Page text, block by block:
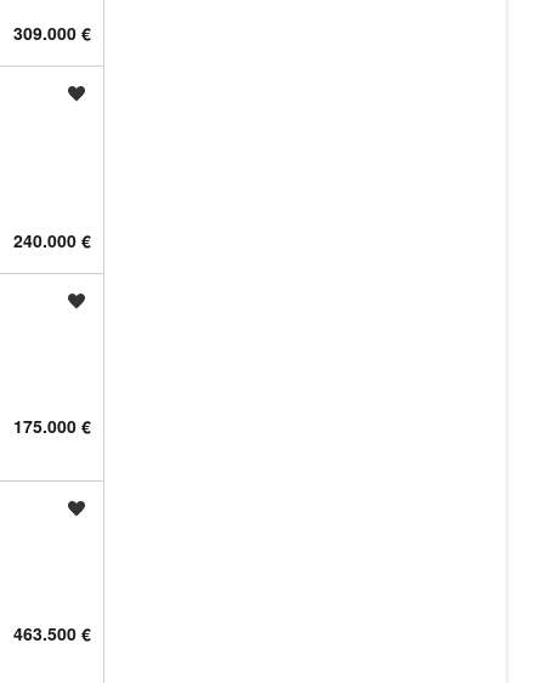
309.000 €
240.000 €
175.000 €
463.500 €